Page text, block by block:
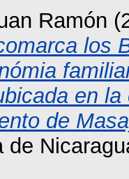
Ramón
los
en
de
de